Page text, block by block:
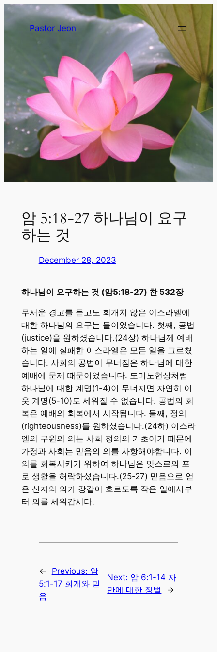
Pastor Jeon
암 5:18-27 하나님이 요구
하는 것
December 28, 2023
하나님이 요구하는 것 (암5:18-27) 찬 532장
무서운 경고를 듣고도 회개치 않은 이스라엘에
대한 하나님의 요구는 둘이었습니다. 첫째, 공법
(justice)을 원하셨습니다.(24상) 하나님께 예배
하는 일에 실패한 이스라엘은 모든 일을 그르쳤
습니다. 사회의 공법이 무너짐은 하나님에 대한
예배에 문제 때문이었습니다. 도미노현상처럼
하나님에 대한 계명(1-4)이 무너지면 자연히 이
웃 계명(5-10)도 세워질 수 없습니다. 공법의 회
복은 예배의 회복에서 시작됩니다. 둘째, 정의
(righteousness)를 원하셨습니다.(24하) 이스라
엘의 구원의 의는 사회 정의의 기초이기 때문에
가정과 사회는 믿음의 의를 사항해야합니다. 이
의를 회복시키기 위하여 하나님은 앗스르의 포
로 생활을 허락하셨습니다.(25-27) 믿음으로 얻
은 신자의 의가 강같이 흐르도록 작은 일에서부
터 의를 세워갑시다.
← Previous: 암
5:1-17 회개와 믿
음
Next: 암 6:1-14 자
만에 대한 징벌
→